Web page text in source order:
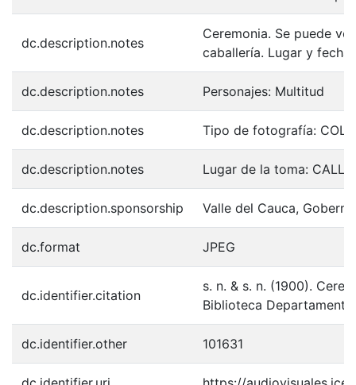
dc.description.notes
Ceremonia. Se puede
caballería. Lugar y
dc.description.notes Personajes: Multitud
dc.description.notes Tipo de fotografía:
dc.description.notes Lugar de la toma: CALLE
dc.description.sponsorship Valle del Cauca,
dc.format JPEG
dc.identifier.citation
s. n. & s. n. (1900).
Biblioteca
dc.identifier.other 101631